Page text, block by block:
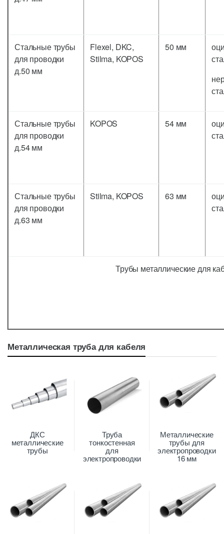
Стальные трубы
для проводки
д.50 мм
Flexel, DKC,
Stilma, KOPOS
50 мм
Стальные трубы
для проводки
д.54 мм
KOPOS 54 мм
Стальные трубы
для проводки
д.63 мм
Stilma, KOPOS 63 мм
Трубы металлические для
Металлическая труба для кабеля
ДКС
металлические
трубы
Труба
тонкостенная
для
электропроводки
Металлические
трубы для
электропроводки
16 мм